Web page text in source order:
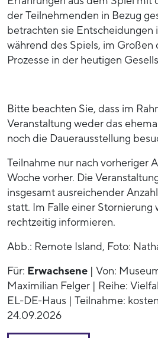
der Teilnehmenden in Bezug
betrachten sie Entscheidungen
während des Spiels, im
Prozesse in der heutigen
Bitte beachten Sie, dass im
Veranstaltung weder das
noch die Dauerausstellung
Teilnahme nur nach vorheriger
Woche vorher. Die
insgesamt ausreichender
statt. Im Falle einer Stornierung
rechtzeitig informieren.
Abb.: Remote Island, Foto:
Für: Erwachsene | Von:
Maximilian Felger | Reihe:
EL-DE-Haus | Teilnahme:
24.09.2026